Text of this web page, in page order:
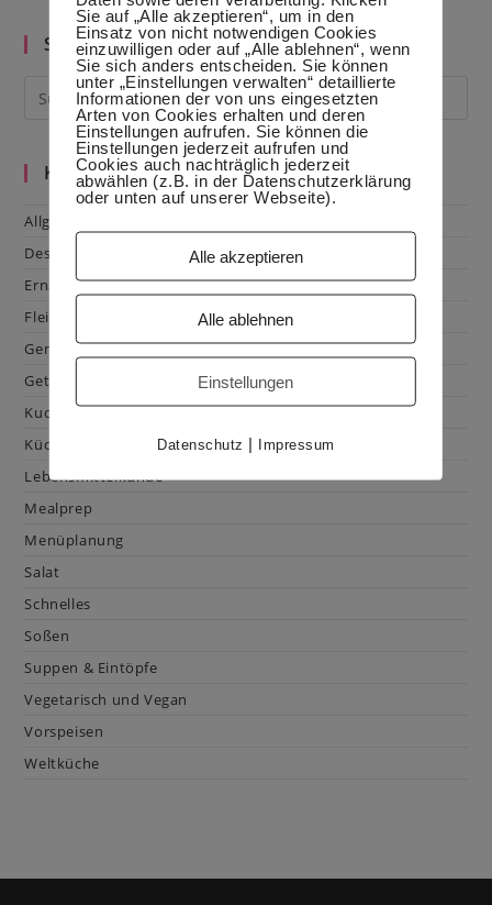
Fingerlecken
Suche im Blog
Kategorien
Allgemein
Dessert
Ernährung
Fleisch & Geflügel
Gemüse
Getränke
Kuchen & Gebäck
Küchenhacks
Lebensmittelkunde
Mealprep
Menüplanung
Salat
Schnelles
Soßen
Suppen & Eintöpfe
Vegetarisch und Vegan
Vorspeisen
Weltküche
Sie auf „Alle akzeptieren“, um in den
Einsatz von nicht notwendigen Cookies
einzuwilligen oder auf „Alle ablehnen“, wenn
Sie sich anders entscheiden. Sie können
unter „Einstellungen verwalten“ detaillierte
Informationen der von uns eingesetzten
Arten von Cookies erhalten und deren
Einstellungen aufrufen. Sie können die
Einstellungen jederzeit aufrufen und
Cookies auch nachträglich jederzeit
abwählen (z.B. in der Datenschutzerklärung
oder unten auf unserer Webseite).
Alle akzeptieren
Alle ablehnen
Einstellungen
Datenschutz | Impressum